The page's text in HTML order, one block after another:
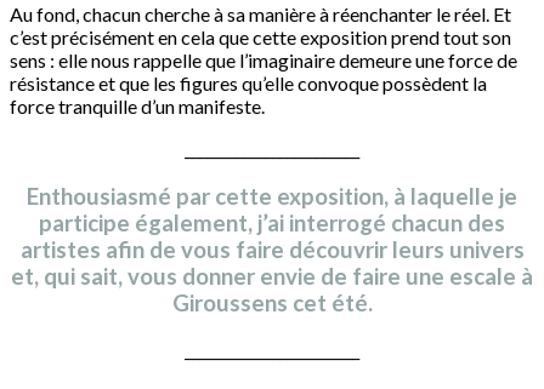
Au fond, chacun cherche à sa manière à réenchanter le réel. Et
c’est précisément en cela que cette exposition prend tout son
sens : elle nous rappelle que l’imaginaire demeure une force de
résistance et que les figures qu’elle convoque possèdent la
force tranquille d’un manifeste.
Enthousiasmé par cette exposition, à laquelle je
participe également, j’ai interrogé chacun des
artistes afin de vous faire découvrir leurs univers
et, qui sait, vous donner envie de faire une escale à
Giroussens cet été.